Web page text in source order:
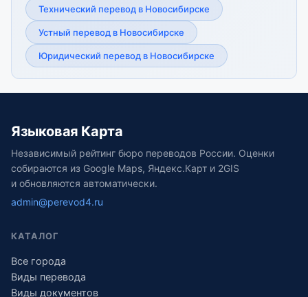
Технический перевод в Новосибирске
Устный перевод в Новосибирске
Юридический перевод в Новосибирске
Языковая Карта
Независимый рейтинг бюро переводов России. Оценки
собираются из Google Maps, Яндекс.Карт и 2GIS
и обновляются автоматически.
admin@perevod4.ru
КАТАЛОГ
Все города
Виды перевода
Виды документов